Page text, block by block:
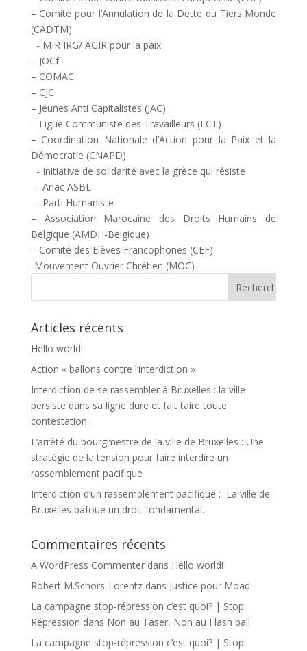
– Comité pour l’Annulation de la Dette du Tiers Monde
(CADTM)
- MIR IRG/ AGIR pour la paix
– JOCf
– COMAC
– CJC
– Jeunes Anti Capitalistes (JAC)
– Ligue Communiste des Travailleurs (LCT)
– Coordination Nationale d’Action pour la Paix et la
Démocratie (CNAPD)
- Initiative de solidarité avec la grèce qui résiste
- Arlac ASBL
- Parti Humaniste
– Association Marocaine des Droits Humains de
Belgique (AMDH-Belgique)
– Comité des Elèves Francophones (CEF)
-Mouvement Ouvrier Chrétien (MOC)
Articles récents
Hello world!
Action « ballons contre l’interdiction »
Interdiction de se rassembler à Bruxelles : la ville
persiste dans sa ligne dure et fait taire toute
contestation.
L’arrêté du bourgmestre de la ville de Bruxelles : Une
stratégie de la tension pour faire interdire un
rassemblement pacifique
Interdiction d’un rassemblement pacifique : La ville de
Bruxelles bafoue un droit fondamental.
Commentaires récents
A WordPress Commenterdans Hello world!
Robert M.Schors-Lorentzdans Justice pour Moad
La campagne stop-répression c’est quoi? | Stop
Répression dans Non au Taser, Non au Flash ball
La campagne stop-répression c’est quoi? | Stop